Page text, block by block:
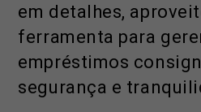
em detalhes,
ferramenta para
empréstimos
segurança e